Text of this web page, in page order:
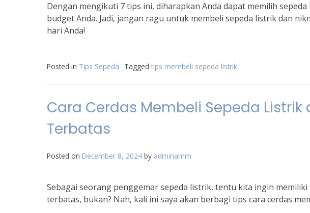
Dengan mengikuti 7 tips ini, diharapkan Anda dapat memilih
budget Anda. Jadi, jangan ragu untuk membeli sepeda listrik dan
hari Anda!
Posted in Tips Sepeda Tagged tips membeli sepeda listrik
Cara Cerdas Membeli Sepeda
Terbatas
Posted on December 8, 2024 by adminamm
Sebagai seorang penggemar sepeda listrik, tentu kita ingin
terbatas, bukan? Nah, kali ini saya akan berbagi tips cara cerdas